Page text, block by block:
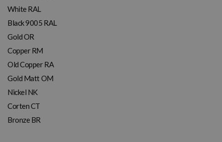
White RAL
Black 9005 RAL
Gold OR
Copper RM
Old Copper RA
Gold Matt OM
Nickel NK
Corten CT
Bronze BR